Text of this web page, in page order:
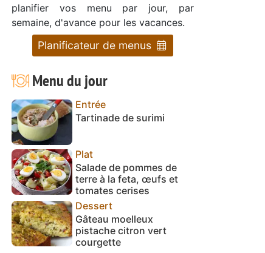
planifier vos menu par jour, par
semaine, d'avance pour les vacances.
Planificateur de menus
Menu du jour
Entrée
Tartinade de surimi
Plat
Salade de pommes de
terre à la feta, œufs et
tomates cerises
Dessert
Gâteau moelleux
pistache citron vert
courgette